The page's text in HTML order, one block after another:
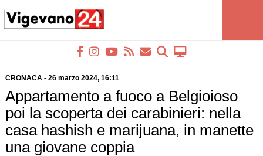
CRONACA- 26 marzo 2024, 16:11
Appartamento a fuoco a Belgioioso
poi la scoperta dei carabinieri: nella
casa hashish e marijuana, in manette
una giovane coppia